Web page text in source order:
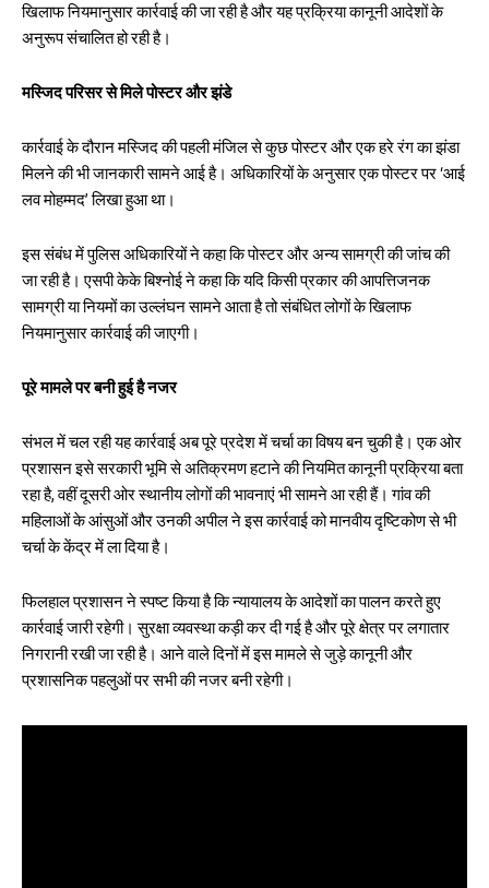
खिलाफ नियमानुसार कार्रवाई की जा रही है और यह प्रक्रिया कानूनी आदेशों के
अनुरूप संचालित हो रही है।
मस्जिद परिसर से मिले पोस्टर और झंडे
कार्रवाई के दौरान मस्जिद की पहली मंजिल से कुछ पोस्टर और एक हरे रंग का झंडा
मिलने की भी जानकारी सामने आई है। अधिकारियों के अनुसार एक पोस्टर पर ‘आई
लव मोहम्मद’ लिखा हुआ था।
इस संबंध में पुलिस अधिकारियों ने कहा कि पोस्टर और अन्य सामग्री की जांच की
जा रही है। एसपी केके बिश्नोई ने कहा कि यदि किसी प्रकार की आपत्तिजनक
सामग्री या नियमों का उल्लंघन सामने आता है तो संबंधित लोगों के खिलाफ
नियमानुसार कार्रवाई की जाएगी।
पूरे मामले पर बनी हुई है नजर
संभल में चल रही यह कार्रवाई अब पूरे प्रदेश में चर्चा का विषय बन चुकी है। एक ओर
प्रशासन इसे सरकारी भूमि से अतिक्रमण हटाने की नियमित कानूनी प्रक्रिया बता
रहा है, वहीं दूसरी ओर स्थानीय लोगों की भावनाएं भी सामने आ रही हैं। गांव की
महिलाओं के आंसुओं और उनकी अपील ने इस कार्रवाई को मानवीय दृष्टिकोण से भी
चर्चा के केंद्र में ला दिया है।
फिलहाल प्रशासन ने स्पष्ट किया है कि न्यायालय के आदेशों का पालन करते हुए
कार्रवाई जारी रहेगी। सुरक्षा व्यवस्था कड़ी कर दी गई है और पूरे क्षेत्र पर लगातार
निगरानी रखी जा रही है। आने वाले दिनों में इस मामले से जुड़े कानूनी और
प्रशासनिक पहलुओं पर सभी की नजर बनी रहेगी।